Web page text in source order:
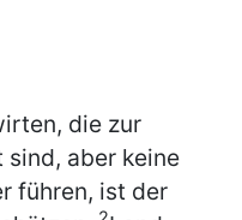
die zur
aber keine
führen, ist der